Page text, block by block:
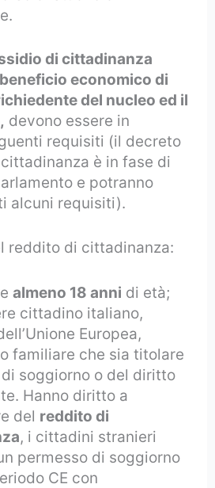
di cittadinanza
beneficio economico di
del nucleo ed il
devono essere in
requisiti (il decreto
è in fase di
e potranno
alcuni requisiti).
reddito di cittadinanza:
almeno 18 anni di età;
cittadino italiano,
Europea,
familiare che sia titolare
soggiorno o del diritto
Hanno diritto a
del reddito di
, i cittadini stranieri
permesso di soggiorno
CE con